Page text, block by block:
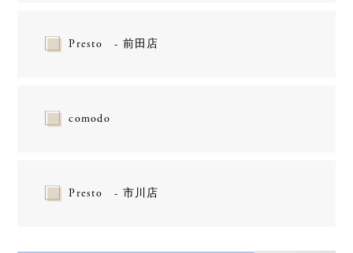
Presto - 前田店
comodo
Presto - 市川店